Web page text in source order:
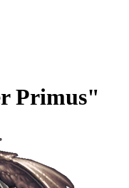
Primus"